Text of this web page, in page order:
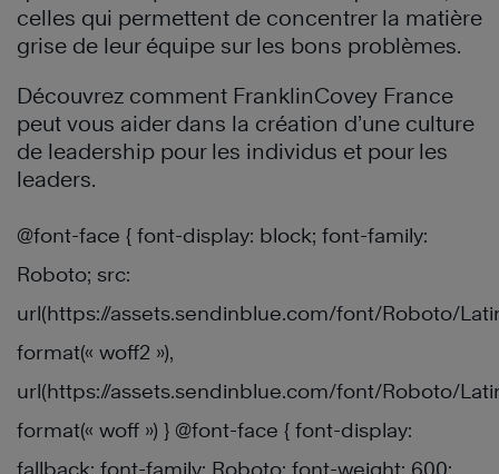
celles qui permettent de concentrer la matière
grise de leur équipe sur les bons problèmes.
Découvrez comment FranklinCovey France
peut vous aider dans la création d’une culture
de leadership pour les individus et pour les
leaders.
@font-face { font-display: block; font-family:
Roboto; src:
url(https://assets.sendinblue.com/font/Roboto/
format(« woff2 »),
url(https://assets.sendinblue.com/font/Roboto/
format(« woff ») } @font-face { font-display:
fallback; font-family: Roboto; font-weight: 600;